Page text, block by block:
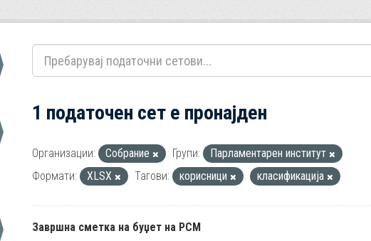
1 податочен сет е пронајден
Организации: Собрание Групи:
Парламентарен институт
Формати:
XLSX Тагови: корисници класификација
Завршна сметка на буџет на РСМ